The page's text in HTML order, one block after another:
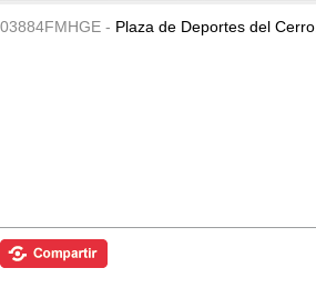
03884FMHGE - Plaza de Deportes del Cerro.